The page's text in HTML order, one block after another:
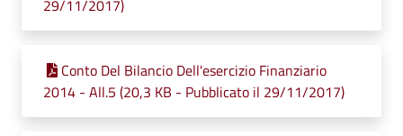
29/11/2017)
Conto Del Bilancio Dell'esercizio Finanziario
2014 - All.5 (20,3 KB - Pubblicato il 29/11/2017)